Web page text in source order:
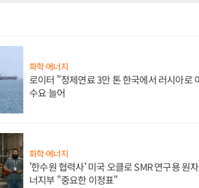
화학·에너지
로이터 "정제연료 3만 톤 한국에서 러시아로
수요 늘어
화학·에너지
'한수원 협력사' 미국 오클로 SMR 연구용 원
너지부 "중요한 이정표"